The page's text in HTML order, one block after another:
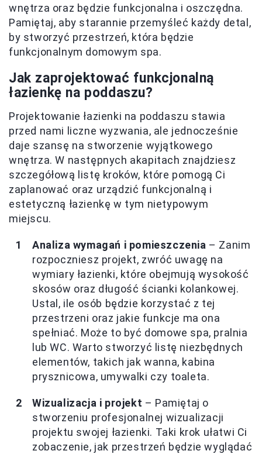
wnętrza oraz będzie funkcjonalna i oszczędna.
Pamiętaj, aby starannie przemyśleć każdy detal,
by stworzyć przestrzeń, która będzie
funkcjonalnym domowym spa.
Jak zaprojektować funkcjonalną
łazienkę na poddaszu?
Projektowanie łazienki na poddaszu stawia
przed nami liczne wyzwania, ale jednocześnie
daje szansę na stworzenie wyjątkowego
wnętrza. W następnych akapitach znajdziesz
szczegółową listę kroków, które pomogą Ci
zaplanować oraz urządzić funkcjonalną i
estetyczną łazienkę w tym nietypowym
miejscu.
Analiza wymagań i pomieszczenia – Zanim
rozpoczniesz projekt, zwróć uwagę na
wymiary łazienki, które obejmują wysokość
skosów oraz długość ścianki kolankowej.
Ustal, ile osób będzie korzystać z tej
przestrzeni oraz jakie funkcje ma ona
spełniać. Może to być domowe spa, pralnia
lub WC. Warto stworzyć listę niezbędnych
elementów, takich jak wanna, kabina
prysznicowa, umywalki czy toaleta.
Wizualizacja i projekt – Pamiętaj o
stworzeniu profesjonalnej wizualizacji
projektu swojej łazienki. Taki krok ułatwi Ci
zobaczenie, jak przestrzeń będzie wyglądać